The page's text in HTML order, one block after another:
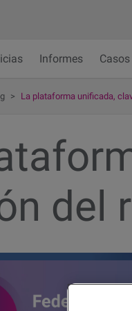
Informes
> La plataforma unificada,
del